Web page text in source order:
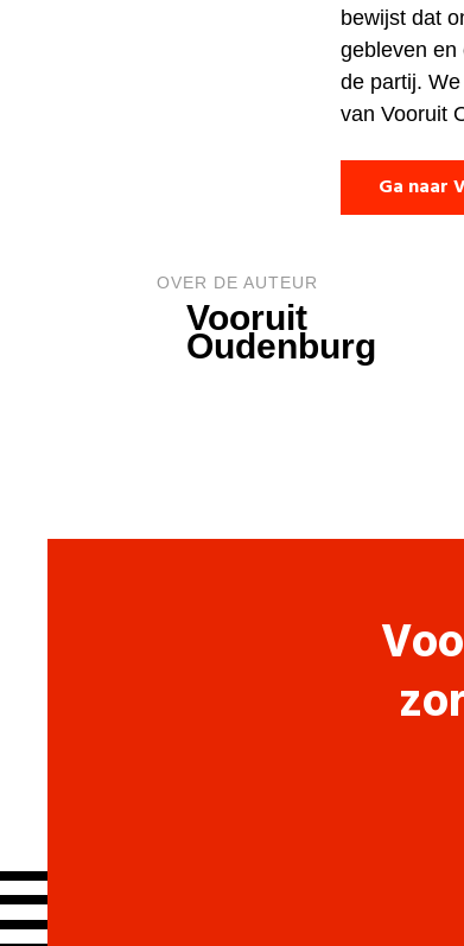
bewijst dat
gebleven en
de partij.
van Vooruit
Ga naar
OVER DE AUTEUR
Vooruit
Oudenburg